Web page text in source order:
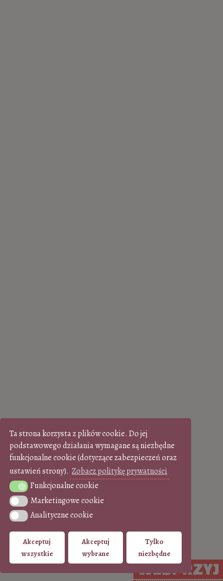
Ta strona korzysta z plików cookie. Do jej
podstawowego działania wymagane są niezbędne
funkcjonalne cookie (dotyczące zabezpieczeń oraz
ustawień strony). Zobacz politykę prywatności
Funkcjonalne cookie
Funkcjonalne cookie
Marketingowe cookie
Marketingowe cookie
Analityczne cookie
Analityczne cookie
Akceptuj
wszystkie
Akceptuj
wybrane
Tylko
niezbędne